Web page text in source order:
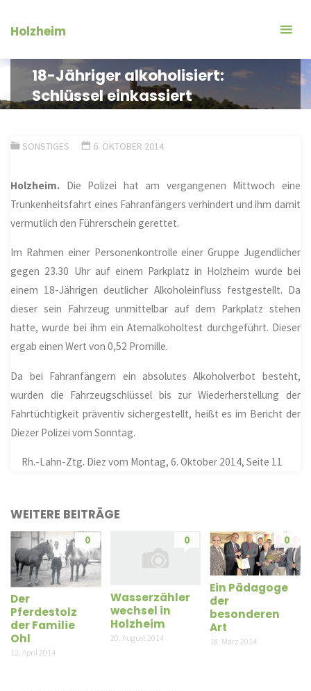
InhaltHolzheim
18-Jähriger alkoholisiert:
Schlüssel einkassiert
SONSTIGES 6. OKTOBER 2014
Holzheim. Die Polizei hat am vergangenen Mittwoch eine
Trunkenheitsfahrt eines Fahranfängers verhindert und ihm damit
vermutlich den Führerschein gerettet.
Im Rahmen einer Personenkontrolle einer Gruppe Jugendlicher
gegen 23.30 Uhr auf einem Parkplatz in Holzheim wurde bei
einem 18-Jährigen deutlicher Alkoholeinfluss festgestellt. Da
dieser sein Fahrzeug unmittelbar auf dem Parkplatz stehen
hatte, wurde bei ihm ein Atemalkoholtest durchgeführt. Dieser
ergab einen Wert von 0,52 Promille.
Da bei Fahranfängern ein absolutes Alkoholverbot besteht,
wurden die Fahrzeugschlüssel bis zur Wiederherstellung der
Fahrtüchtigkeit präventiv sichergestellt, heißt es im Bericht der
Diezer Polizei vom Sonntag.
Rh.-Lahn-Ztg. Diez vom Montag, 6. Oktober 2014, Seite 11
WEITERE BEITRÄGE
0
Der
Pferdestolz
der Familie
Ohl
12. April 2014
0
Wasserzähler
wechsel in
Holzheim
20. August 2014
0
Ein Pädagoge
der
besonderen
Art
18. März 2014